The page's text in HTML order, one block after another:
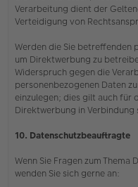
Verarbeitung dient der
Verteidigung von
Werden die Sie betreffenden
um Direktwerbung zu
Widerspruch gegen die
personenbezogenen Daten
einzulegen; dies gilt auch für
Direktwerbung in Verbindung
10. Datenschutzbeauftragte
Wenn Sie Fragen zum Thema
wenden Sie sich gerne an: